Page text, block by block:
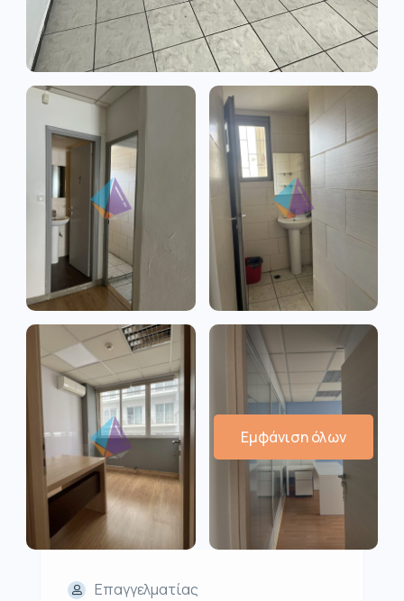
Εμφάνιση όλων
Επαγγελματίας